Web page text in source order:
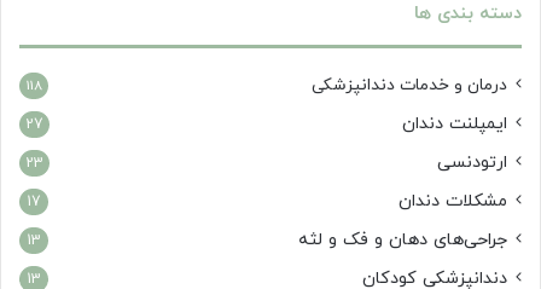
دسته بندی ها
درمان‌ و خدمات دندانپزشکی 118
ایمپلنت دندان 27
ارتودنسی 23
مشکلات دندان 17
جراحی‌های دهان و فک و لثه 13
دندانپزشکی کودکان 13